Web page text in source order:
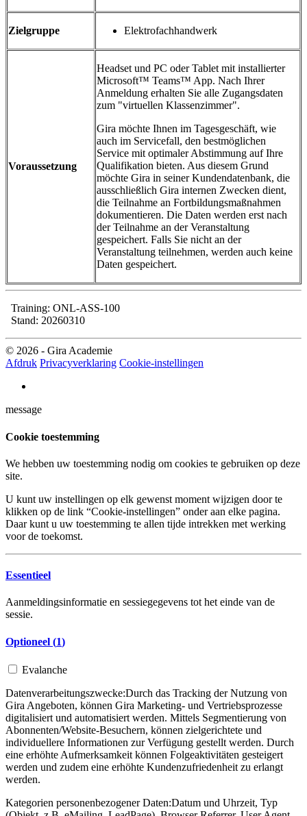
Zielgruppe Elektrofachhandwerk
Voraussetzung
Headset und PC oder Tablet mit installierter
Microsoft™ Teams™ App. Nach Ihrer
Anmeldung erhalten Sie alle Zugangsdaten
zum "virtuellen Klassenzimmer".
Gira möchte Ihnen im Tagesgeschäft, wie
auch im Servicefall, den bestmöglichen
Service mit optimaler Abstimmung auf Ihre
Qualifikation bieten. Aus diesem Grund
möchte Gira in seiner Kundendatenbank, die
ausschließlich Gira internen Zwecken dient,
die Teilnahme an Fortbildungsmaßnahmen
dokumentieren. Die Daten werden erst nach
der Teilnahme an der Veranstaltung
gespeichert. Falls Sie nicht an der
Veranstaltung teilnehmen, werden auch keine
Daten gespeichert.
Training: ONL-ASS-100
Stand: 20260310
© 2026 - Gira Academie
Afdruk Privacyverklaring Cookie-instellingen
message
Cookie toestemming
We hebben uw toestemming nodig om cookies te gebruiken op deze
site.
U kunt uw instellingen op elk gewenst moment wijzigen door te
klikken op de link “Cookie-instellingen” onder aan elke pagina.
Daar kunt u uw toestemming te allen tijde intrekken met werking
voor de toekomst.
Essentieel
Aanmeldingsinformatie en sessiegegevens tot het einde van de
sessie.
Optioneel (1)
Evalanche
Datenverarbeitungszwecke:Durch das Tracking der Nutzung von
Gira Angeboten, können Gira Marketing- und Vertriebsprozesse
digitalisiert und automatisiert werden. Mittels Segmentierung von
Abonnenten/Website-Besuchern, können zielgerichtete und
individuellere Informationen zur Verfügung gestellt werden. Durch
eine erhöhte Aufmerksamkeit können Folgeaktivitäten gesteigert
werden und zudem eine erhöhte Kundenzufriedenheit zu erlangt
werden.
Kategorien personenbezogener Daten:Datum und Uhrzeit, Typ